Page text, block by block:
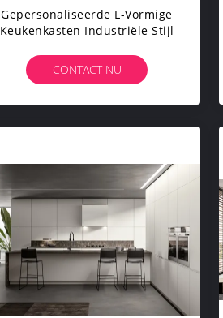
Gepersonaliseerde L-Vormige
Keukenkasten Industriële Stijl
CONTACT NU